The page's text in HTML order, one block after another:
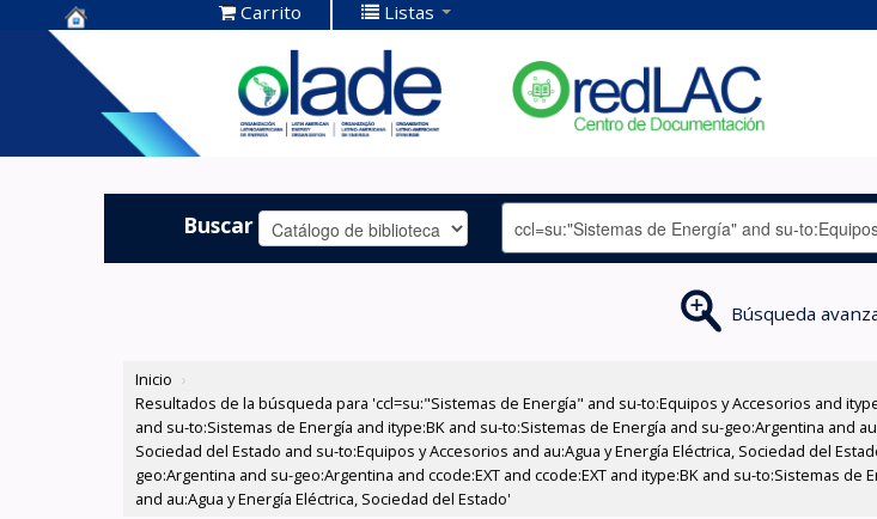
Centro de
Documentación
OLADE -
Carrito Listas
Buscar
Búsqueda
Inicio ›
Resultados de la búsqueda para 'ccl=su:"Sistemas de Energía" and su-to:Equipos y Accesorios and
and su-to:Sistemas de Energía and itype:BK and su-to:Sistemas de Energía and su-geo:Argentina and
Sociedad del Estado and su-to:Equipos y Accesorios and au:Agua y Energía Eléctrica, Sociedad del
geo:Argentina and su-geo:Argentina and ccode:EXT and ccode:EXT and itype:BK and su-to:Sistemas
and au:Agua y Energía Eléctrica, Sociedad del Estado'